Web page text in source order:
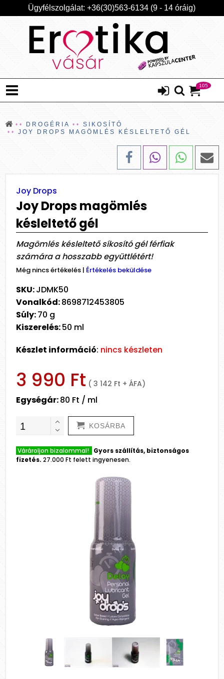
Ügyfélszolgálat: +36(30)563-6134 (9 - 14 óráig)
105
DROGÉRIA
SIKOSÍTÓ
JOY DROPS MAGÖMLÉS KÉSLELTETŐ GÉL
Joy Drops
Joy Drops magömlés
késleltető gél
Magömlés késleltető síkosító gél férfiak
számára a hosszabb együttlétért!
Még nincs értékelés | Értékelés beküldése
SKU:JDMK50
Vonalkód:8698712453805
Súly:70 g
Kiszerelés:50 ml
Készlet információ: nincs készleten
3 990 Ft ( 3 142 Ft + ÁFA)
Egységár:80 Ft / ml
KOSÁRBA
Várároljon bizalommal! Gyors szállítás, biztonságos
fizetés. 27.000 Ft felett ingyenesen.